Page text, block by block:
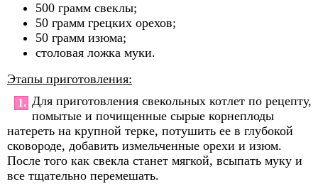
500 грамм свеклы;
50 грамм грецких орехов;
50 грамм изюма;
столовая ложка муки.
Этапы приготовления:
1. Для приготовления свекольных котлет по рецепту,
помытые и почищенные сырые корнеплоды
натереть на крупной терке, потушить ее в глубокой
сковороде, добавить измельченные орехи и изюм.
После того как свекла станет мягкой, всыпать муку и
все тщательно перемешать.